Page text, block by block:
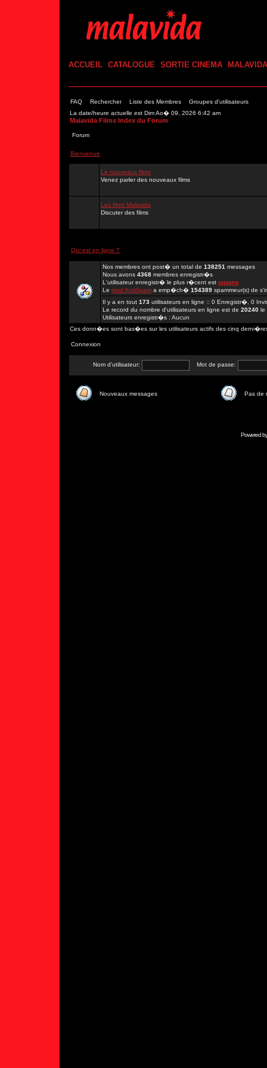
ACCUEIL CATALOGUE SORTIE CINEMA MALAVIDA
FAQ Rechercher Liste des Membres
Groupes d'utilisateurs
La date/heure actuelle est Dim Ao� 09, 2026 6:42 am
Malavida Films Index du Forum
Forum
Bienvenue
Le nouveaux films
Venez parler des nouveaux films
Les films Malavida
Discuter des films
Qui est en ligne ?
Nos membres ont post� un total de 138251 messages
Nous avons 4368 membres enregistr�s
L'utilisateur enregistr� le plus r�cent est oqzans
Le mod AntiSpam a emp�ch� 154389 spammeur(s) de
Il y a en tout 173 utilisateurs en ligne :: 0 Enregistr�, 0
Le record du nombre d'utilisateurs en ligne est de 20240 le
Utilisateurs enregistr�s : Aucun
Ces donn�es sont bas�es sur les utilisateurs actifs des cinq
Connexion
Nom d'utilisateur: Mot de passe:
Nouveaux messages Pas de
Powered